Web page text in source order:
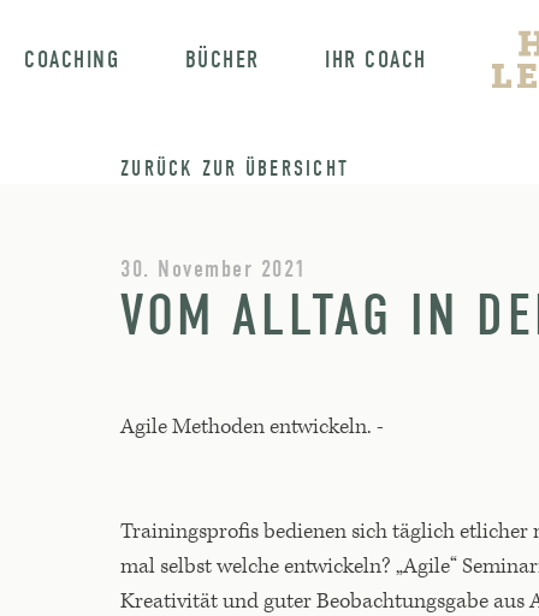
COACHING BÜCHER IHR COACH
ZURÜCK ZUR ÜBERSICHT
30. November 2021
VOM ALLTAG IN
Agile Methoden entwickeln. -
Trainingsprofis bedienen sich täglich
mal selbst welche entwickeln? „Agile“
Kreativität und guter Beobachtungsgabe